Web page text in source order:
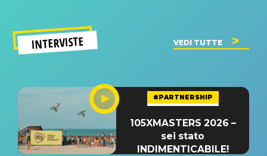
INTERVISTE VEDI TUTTE
#PARTNERSHIP
105XMASTERS 2026 –
sei stato
INDIMENTICABILE!